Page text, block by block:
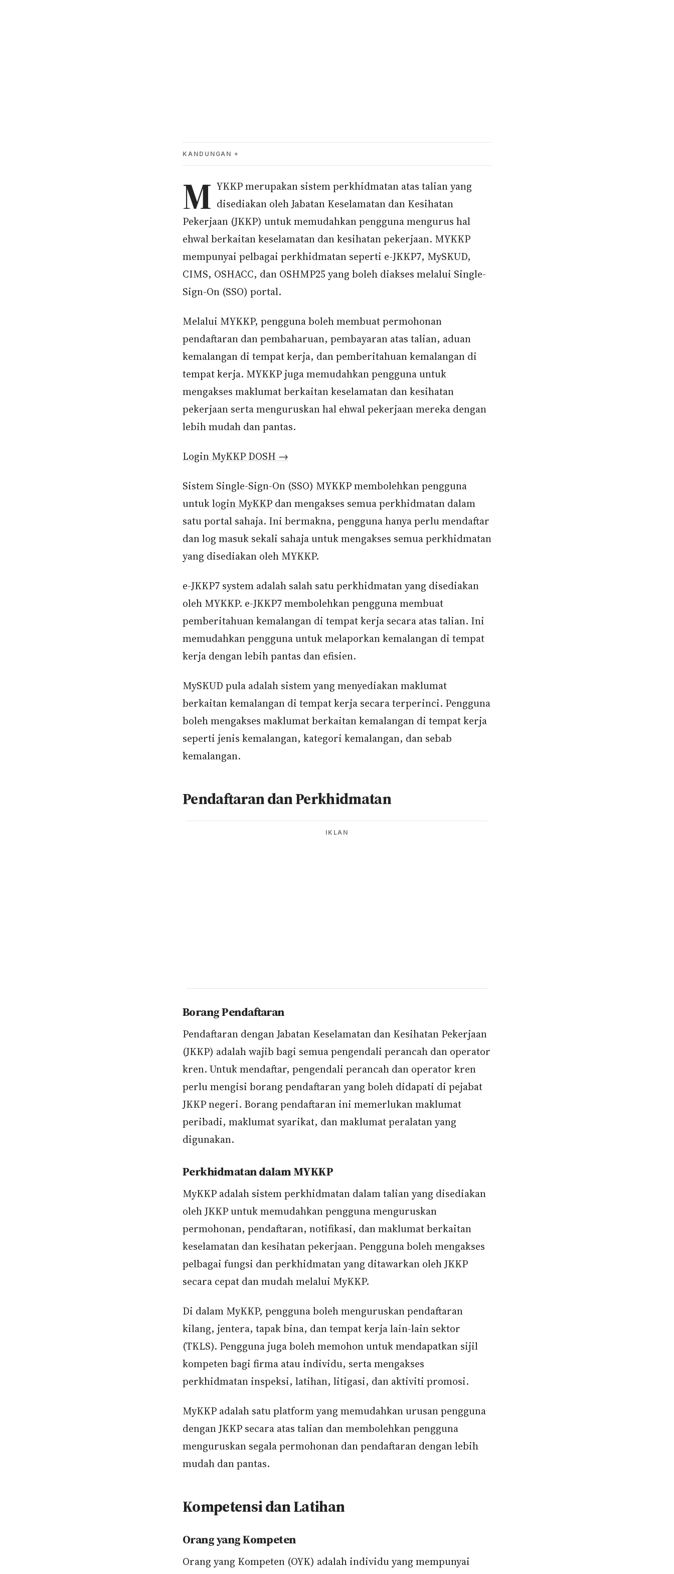
KANDUNGAN
M YKKP merupakan sistem perkhidmatan atas talian yang
disediakan oleh Jabatan Keselamatan dan Kesihatan
Pekerjaan (JKKP) untuk memudahkan pengguna mengurus hal
ehwal berkaitan keselamatan dan kesihatan pekerjaan. MYKKP
mempunyai pelbagai perkhidmatan seperti e-JKKP7, MySKUD,
CIMS, OSHACC, dan OSHMP25 yang boleh diakses melalui Single-
Sign-On (SSO) portal.
Melalui MYKKP, pengguna boleh membuat permohonan
pendaftaran dan pembaharuan, pembayaran atas talian, aduan
kemalangan di tempat kerja, dan pemberitahuan kemalangan di
tempat kerja. MYKKP juga memudahkan pengguna untuk
mengakses maklumat berkaitan keselamatan dan kesihatan
pekerjaan serta menguruskan hal ehwal pekerjaan mereka dengan
lebih mudah dan pantas.
Login MyKKP DOSH →
Sistem Single-Sign-On (SSO) MYKKP membolehkan pengguna
untuklogin MyKKP dan mengakses semua perkhidmatan dalam
satu portal sahaja. Ini bermakna, pengguna hanya perlu mendaftar
dan log masuk sekali sahaja untuk mengakses semua perkhidmatan
yang disediakan oleh MYKKP.
e-JKKP7 system adalah salah satu perkhidmatan yang disediakan
oleh MYKKP. e-JKKP7 membolehkan pengguna membuat
pemberitahuan kemalangan di tempat kerja secara atas talian. Ini
memudahkan pengguna untuk melaporkan kemalangan di tempat
kerja dengan lebih pantas dan efisien.
MySKUD pula adalah sistem yang menyediakan maklumat
berkaitan kemalangan di tempat kerja secara terperinci. Pengguna
boleh mengakses maklumat berkaitan kemalangan di tempat kerja
seperti jenis kemalangan, kategori kemalangan, dan sebab
kemalangan.
Pendaftaran dan Perkhidmatan
IKLAN
Borang Pendaftaran
Pendaftaran dengan Jabatan Keselamatan dan Kesihatan Pekerjaan
(JKKP) adalah wajib bagi semua pengendali perancah dan operator
kren. Untuk mendaftar, pengendali perancah dan operator kren
perlu mengisi borang pendaftaran yang boleh didapati di pejabat
JKKP negeri. Borang pendaftaran ini memerlukan maklumat
peribadi, maklumat syarikat, dan maklumat peralatan yang
digunakan.
Perkhidmatan dalam MYKKP
MyKKP adalah sistem perkhidmatan dalam talian yang disediakan
oleh JKKP untuk memudahkan pengguna menguruskan
permohonan, pendaftaran, notifikasi, dan maklumat berkaitan
keselamatan dan kesihatan pekerjaan. Pengguna boleh mengakses
pelbagai fungsi dan perkhidmatan yang ditawarkan oleh JKKP
secara cepat dan mudah melalui MyKKP.
Di dalam MyKKP, pengguna boleh menguruskan pendaftaran
kilang, jentera, tapak bina, dan tempat kerja lain-lain sektor
(TKLS). Pengguna juga boleh memohon untuk mendapatkan sijil
kompeten bagi firma atau individu, serta mengakses
perkhidmatan inspeksi, latihan, litigasi, dan aktiviti promosi.
MyKKP adalah satu platform yang memudahkan urusan pengguna
dengan JKKP secara atas talian dan membolehkan pengguna
menguruskan segala permohonan dan pendaftaran dengan lebih
mudah dan pantas.
Kompetensi dan Latihan
Orang yang Kompeten
Orang yang Kompeten (OYK) adalah individu yang mempunyai